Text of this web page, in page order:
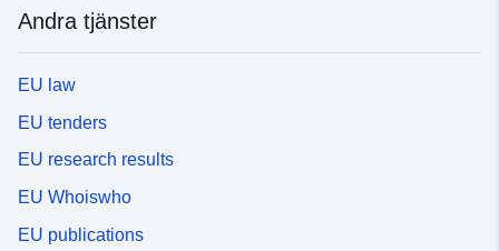
Andra tjänster
EU law
EU tenders
EU research results
EU Whoiswho
EU publications